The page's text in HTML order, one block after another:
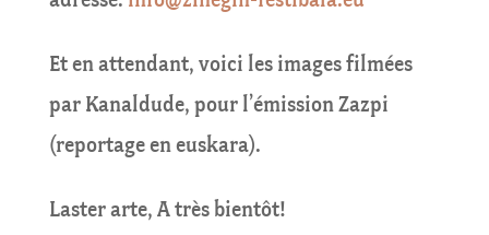
Et en attendant, voici les images filmées
par Kanaldude, pour l’émission Zazpi
(reportage en euskara).
Laster arte, A très bientôt!